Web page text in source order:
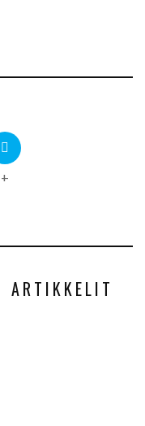
+
ARTIKKELIT